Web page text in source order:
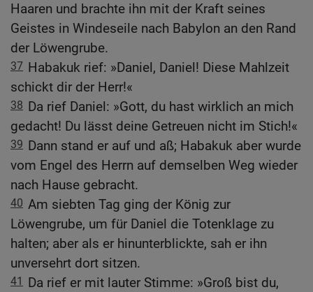
Haaren und brachte ihn mit der Kraft seines
Geistes in Windeseile nach Babylon an den Rand
der Löwengrube.
37 Habakuk rief: »Daniel, Daniel! Diese Mahlzeit
schickt dir der Herr!«
38 Da rief Daniel: »Gott, du hast wirklich an mich
gedacht! Du lässt deine Getreuen nicht im Stich!«
39 Dann stand er auf und aß; Habakuk aber wurde
vom Engel des Herrn auf demselben Weg wieder
nach Hause gebracht.
40 Am siebten Tag ging der König zur
Löwengrube, um für Daniel die Totenklage zu
halten; aber als er hinunterblickte, sah er ihn
unversehrt dort sitzen.
41
Da rief er mit lauter Stimme: »Groß bist du,